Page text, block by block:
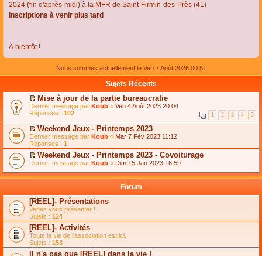
2024 (fin d'après-midi) à la MFR de Saint-Firmin-des-Près (41)
Inscriptions à venir plus tard
À bientôt !
Nous sommes actuellement le Ven 7 Août 2026 00:51
Sujets Récents
C
o
n
s
u
l
t
e
r
l
e
s
s
a
g
e
n
o
n
l
Mise à jour de la partie bureaucratie
Dernier message par Koub « Ven 4 Août 2023 20:04
Réponses : 102 1 2 3 4 5
C
o
n
s
u
t
l
e
m
e
s
s
a
g
e
Weekend Jeux - Printemps 2023
Dernier message par Koub « Mar 7 Fév 2023 11:12
Réponses : 1
C
n
l
t
e
r
l
e
m
e
s
Weekend Jeux - Printemps 2023 - Covoiturage
Dernier message par Koub « Dim 15 Jan 2023 16:59
Forum
[REEL]- Présentations
Venez vous présenter !
Sujets : 124
[REEL]- Activités
Toute la vie de l'association est ici.
Sujets : 153
Il n'a pas que [REEL] dans la vie !